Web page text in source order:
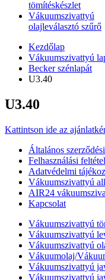
tömítéskészlet
Vákuumszivattyú
olajleválasztó szűrő
Kezdőlap
Vákuumszivattyú
Becker szénlapát
U3.40
U3.40
Kattintson ide az
Általános
Felhasználási
Adatvédelmi
Vákuumszivattyú
AIR24
Kapcsolat
Vákuumszivattyú
Vákuumszivattyú
Vákuumszivattyú
Vákuumolaj/
Vákuumszivattyú
Vákuumszivattyú